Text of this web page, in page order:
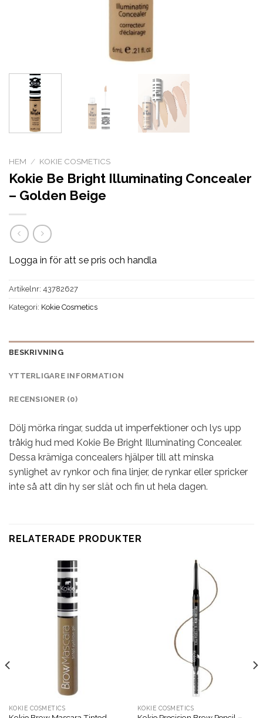
HEM / KOKIE COSMETICS
Kokie Be Bright Illuminating Concealer
– Golden Beige
Logga in för att se pris och handla
Artikelnr: 43782627
Kategori: Kokie Cosmetics
BESKRIVNING
YTTERLIGARE INFORMATION
RECENSIONER (0)
Dölj mörka ringar, sudda ut imperfektioner och lys upp
tråkig hud med Kokie Be Bright Illuminating Concealer.
Dessa krämiga concealers hjälper till att minska
synlighet av rynkor och fina linjer, de rynkar eller spricker
inte så att din hy ser slät och fin ut hela dagen.
RELATERADE PRODUKTER
KOKIE COSMETICS KOKIE COSMETICS